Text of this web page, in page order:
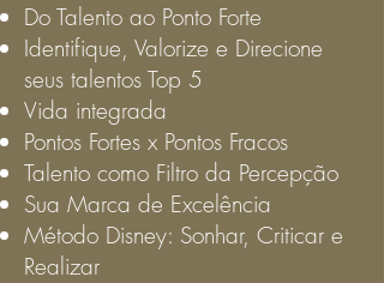
Do Talento ao Ponto Forte
Identifique, Valorize e Direcione
seus talentos Top 5
Vida integrada
Pontos Fortes x Pontos Fracos
Talento como Filtro da Percepção
Sua Marca de Excelência
Método Disney: Sonhar, Criticar e
Realizar